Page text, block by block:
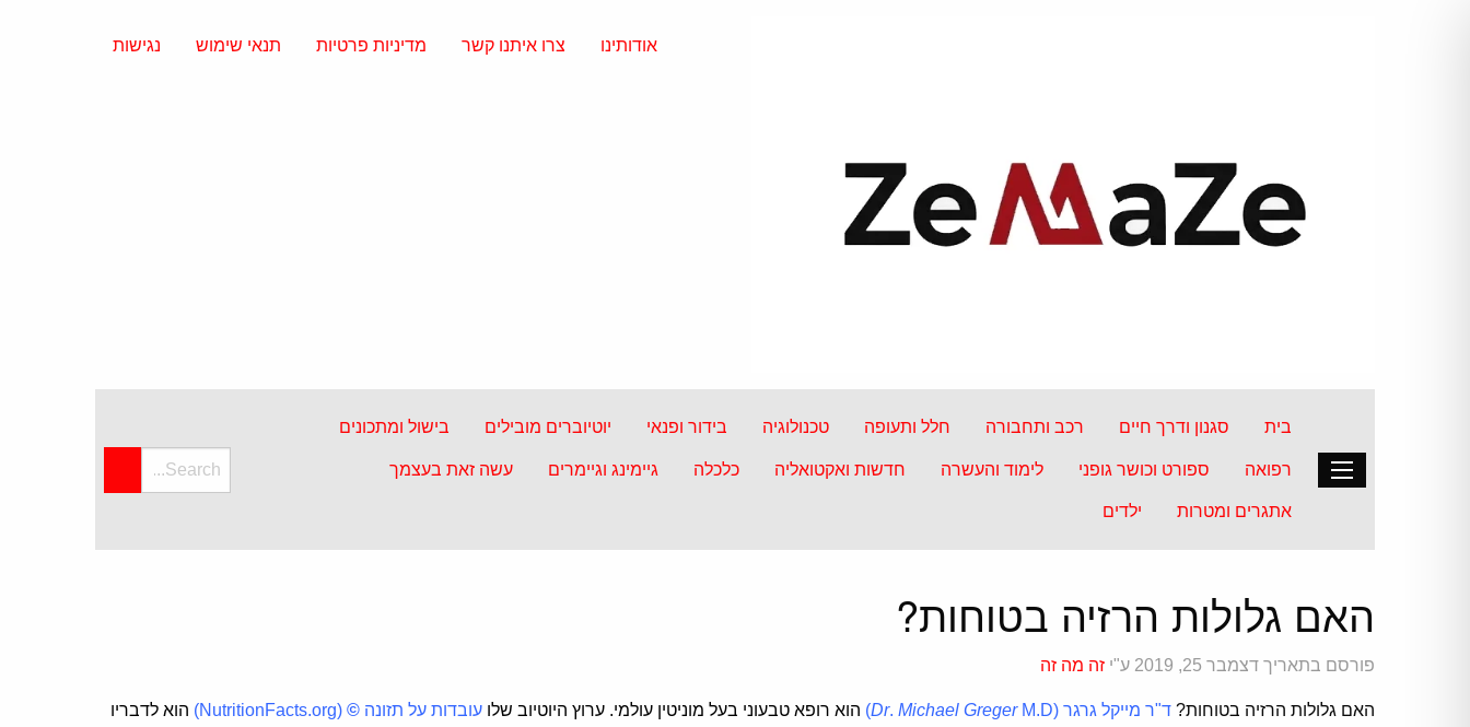
אודותינו צרו איתנו קשר מדיניות פרטיות תנאי שימוש נגישות
בית סגנון ודרך חיים רכב ותחבורה חלל ותעופה טכנולוגיה בידור ופנאי יוטיוברים מובילים בישול ומתכונים
רפואה ספורט וכושר גופני לימוד והעשרה חדשות ואקטואליה כלכלה גיימינג וגיימרים עשה זאת בעצמך
אתגרים ומטרות ילדים
האם גלולות הרזיה בטוחות?
פורסם בתאריך דצמבר 25, 2019 ע"י זה מה זה
האם גלולות הרזיה בטוחות? ד"ר מייקל גרגר Dr. Michael GregerM.D)
( הוא רופא טבעוני בעל מוניטין עולמי. ערוץ היוטיוב שלו עובדות על תזונה ©
(
NutritionFacts.org
) הוא לדבריו